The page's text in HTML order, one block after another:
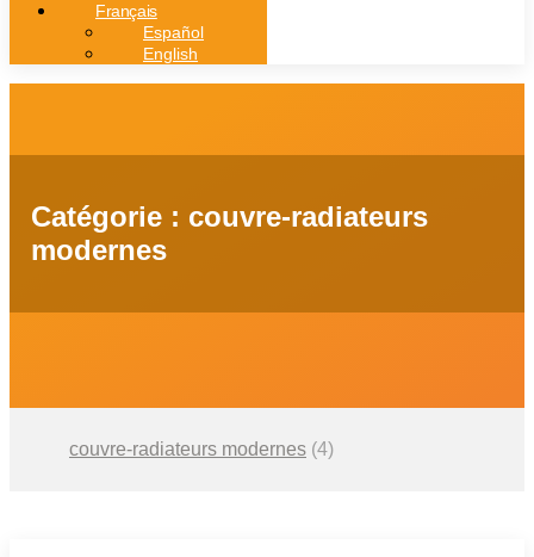
Français
Español
English
Catégorie : couvre-radiateurs
modernes
couvre-radiateurs modernes (4)